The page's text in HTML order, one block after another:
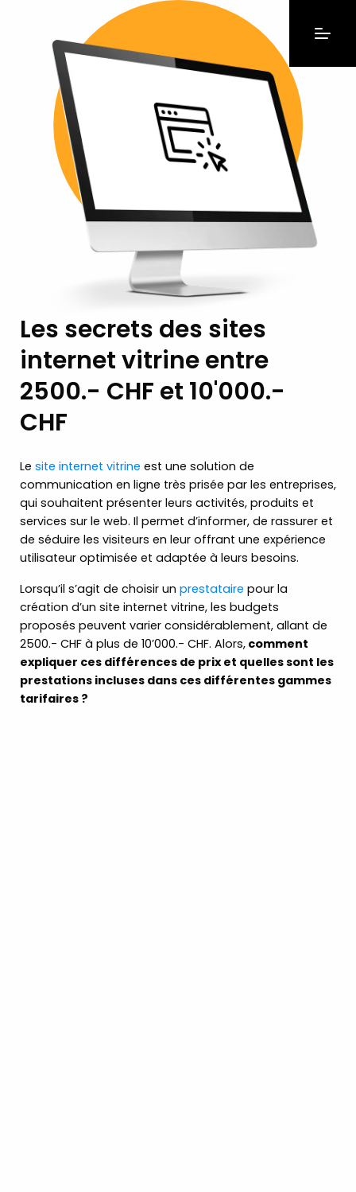
Les secrets des sites
internet vitrine entre
2500.- CHF et 10'000.-
CHF
Le site internet vitrine est une solution de
communication en ligne très prisée par les entreprises,
qui souhaitent présenter leurs activités, produits et
services sur le web. Il permet d’informer, de rassurer et
de séduire les visiteurs en leur offrant une expérience
utilisateur optimisée et adaptée à leurs besoins.
Lorsqu’il s’agit de choisir un prestataire pour la
création d’un site internet vitrine, les budgets
proposés peuvent varier considérablement, allant de
2500.- CHF à plus de 10’000.- CHF. Alors, comment
expliquer ces différences de prix et quelles sont les
prestations incluses dans ces différentes gammes
tarifaires ?